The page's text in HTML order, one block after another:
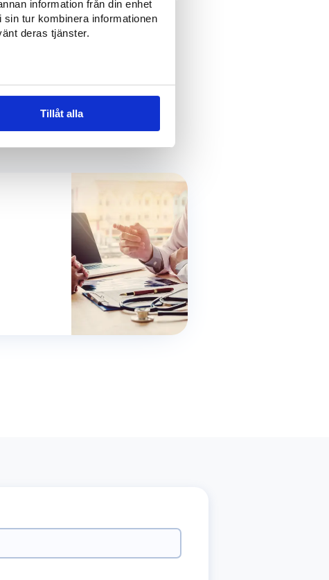
information från din enhet
tur kombinera informationen
deras tjänster.
Tillåt alla
förändring och nya behov.